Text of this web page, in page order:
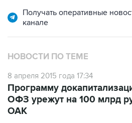
Получать оперативные
канале
НОВОСТИ ПО ТЕМЕ
8 апреля 2015 года 17:34
Программу
ОФЗ урежут на 100 млрд
ОАК